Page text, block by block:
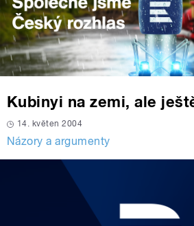
Kubinyi na zemi, ale
14. květen 2004
Názory a argumenty